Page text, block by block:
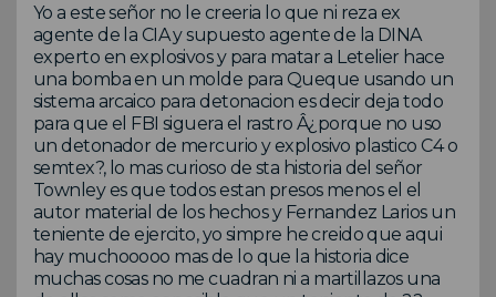
Yo a este señor no le creeria lo que ni reza ex
agente de la CIA y supuesto agente de la DINA
experto en explosivos y para matar a Letelier hace
una bomba en un molde para Queque usando un
sistema arcaico para detonacion es decir deja todo
para que el FBI siguera el rastro Â¿porque no uso
un detonador de mercurio y explosivo plastico C4 o
semtex?, lo mas curioso de sta historia del señor
Townley es que todos estan presos menos el el
autor material de los hechos y Fernandez Larios un
teniente de ejercito, yo simpre he creido que aqui
hay muchooooo mas de lo que la historia dice
muchas cosas no me cuadran ni a martillazos una